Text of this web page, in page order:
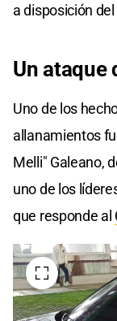
a disposición del
Un ataque
Uno de los
allanamientos
Melli" Galeano,
uno de los
que responde al